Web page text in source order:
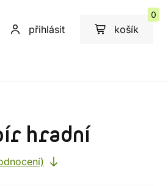
přihlásit košík
0
hradní